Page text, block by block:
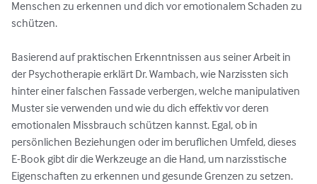
Menschen zu erkennen und dich vor emotionalem Schaden zu
schützen.
Basierend auf praktischen Erkenntnissen aus seiner Arbeit in
der Psychotherapie erklärt Dr. Wambach, wie Narzissten sich
hinter einer falschen Fassade verbergen, welche manipulativen
Muster sie verwenden und wie du dich effektiv vor deren
emotionalen Missbrauch schützen kannst. Egal, ob in
persönlichen Beziehungen oder im beruflichen Umfeld, dieses
E-Book gibt dir die Werkzeuge an die Hand, um narzisstische
Eigenschaften zu erkennen und gesunde Grenzen zu setzen.